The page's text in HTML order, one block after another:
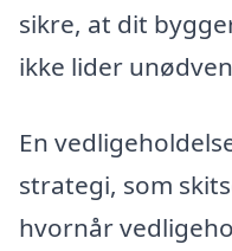
sikre, at dit
ikke lider
En
strategi, som
hvornår